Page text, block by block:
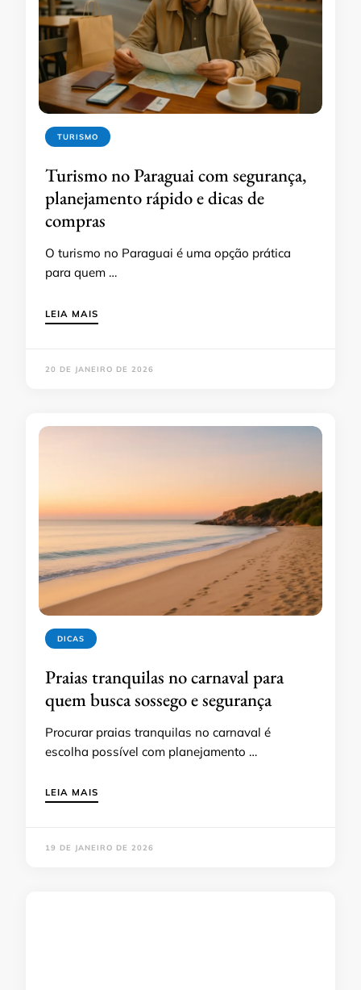
TURISMO
Turismo no Paraguai com segurança,
planejamento rápido e dicas de
compras
O turismo no Paraguai é uma opção prática
para quem …
LEIA MAIS
20 DE JANEIRO DE 2026
DICAS
Praias tranquilas no carnaval para
quem busca sossego e segurança
Procurar praias tranquilas no carnaval é
escolha possível com planejamento …
LEIA MAIS
19 DE JANEIRO DE 2026